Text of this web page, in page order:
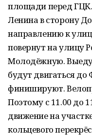
площади перед
Ленина в сторону
направлению к
повернут на улицу
Молодёжную.
будут двигаться
финишируют.
Поэтому с 11.00 до
движение на
кольцевого